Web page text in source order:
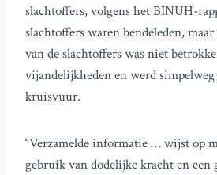
slachtoffers, volgens het BINUH-
slachtoffers waren bendeleden,
van de slachtoffers was niet
vijandelijkheden en werd
kruisvuur.
“Verzamelde informatie … wijst op
gebruik van dodelijke kracht en een